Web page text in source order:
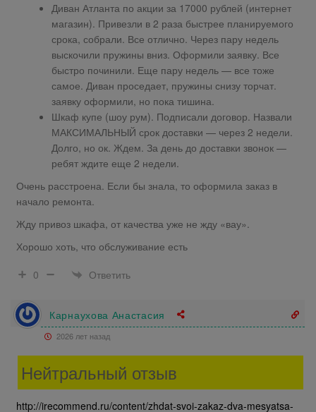
Диван Атланта по акции за 17000 рублей (интернет
магазин). Привезли в 2 раза быстрее планируемого
срока, собрали. Все отлично. Через пару недель
выскочили пружины вниз. Оформили заявку. Все
быстро починили. Еще пару недель — все тоже
самое. Диван проседает, пружины снизу торчат.
заявку оформили, но пока тишина.
Шкаф купе (шоу рум). Подписали договор. Назвали
МАКСИМАЛЬНЫЙ срок доставки — через 2 недели.
Долго, но ок. Ждем. За день до доставки звонок —
ребят ждите еще 2 недели.
Очень расстроена. Если бы знала, то оформила заказ в
начало ремонта.
Жду привоз шкафа, от качества уже не жду «вау».
Хорошо хоть, что обслуживание есть
0
Ответить
Карнаухова Анастасия
2026 лет назад
Нейтральный отзыв
http://irecommend.ru/content/zhdat-svoi-zakaz-dva-mesyatsa-